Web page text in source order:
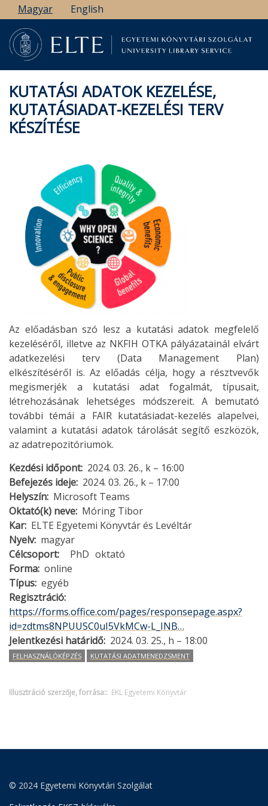
Ugrás
a
tartalomra
Magyar English
KUTATÁSI ADATOK KEZELÉSE,
KUTATÁSIADAT-KEZELÉSI TERV
KÉSZÍTÉSE
Az előadásban szó lesz a kutatási adatok megfelelő
kezeléséről, illetve az NKFIH OTKA pályázatainál elvárt
adatkezelési terv (Data Management Plan)
elkészítéséről is. Az előadás célja, hogy a résztvevők
megismerjék a kutatási adat fogalmát, típusait,
létrehozásának lehetséges módszereit. A bemutató
további témái a FAIR kutatásiadat-kezelés alapelvei,
valamint a kutatási adatok tárolását segítő eszközök,
az adatrepozitóriumok.
Kezdési időpont 2024. 03. 26., k – 16:00
Befejezés ideje 2024. 03. 26., k – 17:00
Helyszín Microsoft Teams
Oktató(k) neve Móring Tibor
Kar ELTE Egyetemi Könyvtár és Levéltár
Nyelv magyar
Célcsoport
PhD oktató
Forma online
Típus egyéb
Regisztráció
https://forms.office.com/pages/responsepage.aspx?
id=zdtms8NPUUSC0uI5VkMCw-L_INB…
Jelentkezési határidő 2024. 03. 25., h – 18:00
FELHASZNÁLÓKÉPZÉS KUTATÁSI ADATMENEDZSMENT
Illusztráció szerzője, forrása: EKL Egyetemi Könyvtár
© 2024 Egyetemi Könyvtári Szolgálat